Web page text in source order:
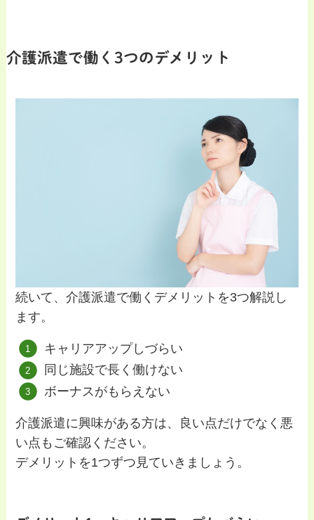
介護派遣で働く3つのデメリット
続いて、介護派遣で働くデメリットを3つ解説し
ます。
キャリアアップしづらい
同じ施設で長く働けない
ボーナスがもらえない
介護派遣に興味がある方は、良い点だけでなく悪
い点もご確認ください。
デメリットを1つずつ見ていきましょう。